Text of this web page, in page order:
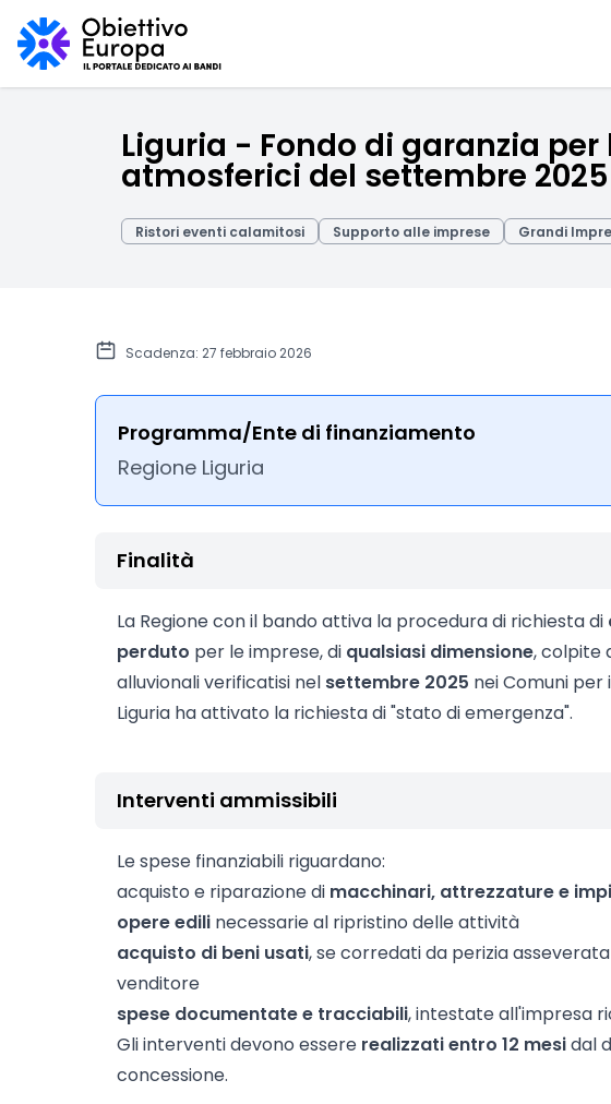
Liguria - Fondo di garanzia
atmosferici del settembre 2025
Ristori eventi calamitosi Supporto alle imprese Grandi
Scadenza: 27 febbraio 2026
Programma/Ente di finanziamento
Regione Liguria
Finalità
La Regione con il bando attiva la procedura di richiesta di
perduto per le imprese, di qualsiasi dimensione, colpite
alluvionali verificatisi nel settembre 2025 nei Comuni per
Liguria ha attivato la richiesta di "stato di emergenza".
Interventi ammissibili
Le spese finanziabili riguardano:
acquisto e riparazione di macchinari, attrezzature e
opere edili necessarie al ripristino delle attività
acquisto di beni usati, se corredati da perizia
venditore
spese documentate e tracciabili, intestate all'impresa
Gli interventi devono essere realizzati entro 12 mesidal
concessione.